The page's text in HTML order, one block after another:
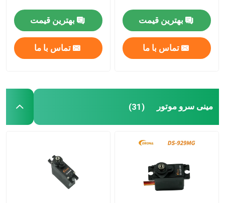
بهترین قیمت
تماس با ما
بهترین قیمت
تماس با ما
مینی سرو موتور (31)